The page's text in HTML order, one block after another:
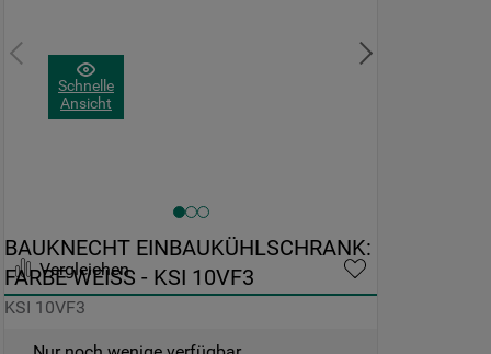
Schnelle
Ansicht
Vergleichen
BAUKNECHT EINBAUKÜHLSCHRANK:
FARBE WEISS - KSI 10VF3
KSI 10VF3